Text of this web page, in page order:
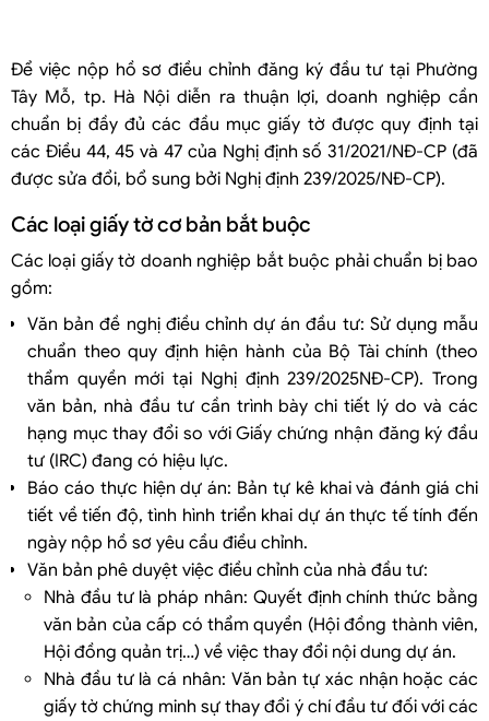
Để việc nộp hồ sơ điều chỉnh đăng ký đầu tư tại Phường
Tây Mỗ, tp. Hà Nội diễn ra thuận lợi, doanh nghiệp cần
chuẩn bị đầy đủ các đầu mục giấy tờ được quy định tại
các Điều 44, 45 và 47 của Nghị định số 31/2021/NĐ-CP (đã
được sửa đổi, bổ sung bởi Nghị định 239/2025/NĐ-CP).
Các loại giấy tờ cơ bản bắt buộc
Các loại giấy tờ doanh nghiệp bắt buộc phải chuẩn bị bao
gồm:
Văn bản đề nghị điều chỉnh dự án đầu tư: Sử dụng mẫu
chuẩn theo quy định hiện hành của Bộ Tài chính (theo
thẩm quyền mới tại Nghị định 239/2025NĐ-CP). Trong
văn bản, nhà đầu tư cần trình bày chi tiết lý do và các
hạng mục thay đổi so với Giấy chứng nhận đăng ký đầu
tư (IRC) đang có hiệu lực.
Báo cáo thực hiện dự án: Bản tự kê khai và đánh giá chi
tiết về tiến độ, tình hình triển khai dự án thực tế tính đến
ngày nộp hồ sơ yêu cầu điều chỉnh.
Văn bản phê duyệt việc điều chỉnh của nhà đầu tư:
Nhà đầu tư là pháp nhân: Quyết định chính thức bằng
văn bản của cấp có thẩm quyền (Hội đồng thành viên,
Hội đồng quản trị…) về việc thay đổi nội dung dự án.
Nhà đầu tư là cá nhân: Văn bản tự xác nhận hoặc các
giấy tờ chứng minh sự thay đổi ý chí đầu tư đối với các